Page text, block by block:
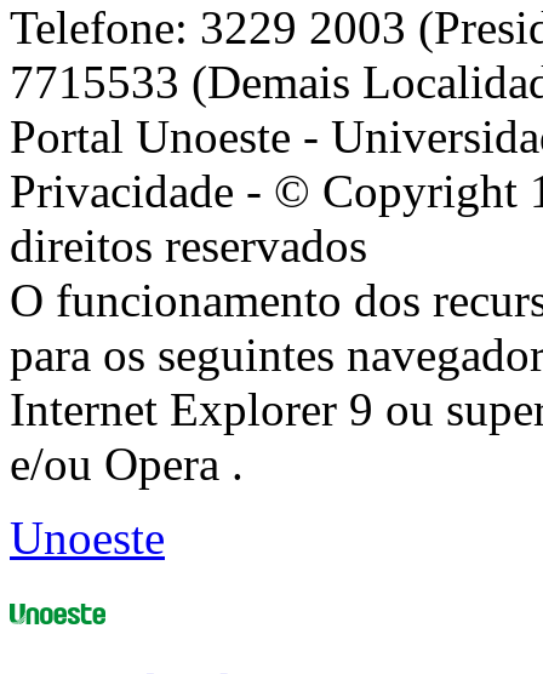
Telefone: 3229 2003
7715533 (Demais
Portal Unoeste -
Privacidade - © Copyright
direitos reservados
O funcionamento dos
para os seguintes
Internet Explorer 9 ou
e/ou Opera .
Unoeste